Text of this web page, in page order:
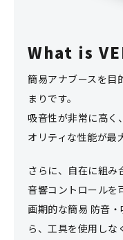
What is
簡易アナブースを目
まりです。
吸音性が非常に高く
オリティな性能が最
さらに、自在に組み
音響コントロールを
画期的な簡易 防音
ら、工具を使用しな